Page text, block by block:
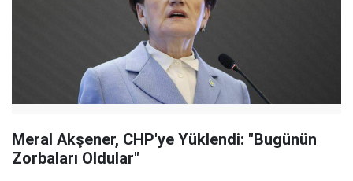
Meral Akşener, CHP'ye Yüklendi: "Bugünün
Zorbaları Oldular"